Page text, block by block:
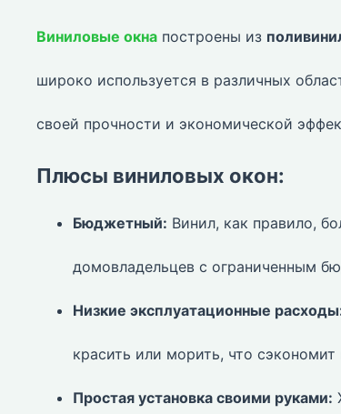
Виниловые окна построены из
широко используется в различных
своей прочности и экономической
Плюсы виниловых окон:
Бюджетный: Винил, как правило,
домовладельцев с ограниченным
Низкие эксплуатационные
красить или морить, что
Простая установка своими руками: